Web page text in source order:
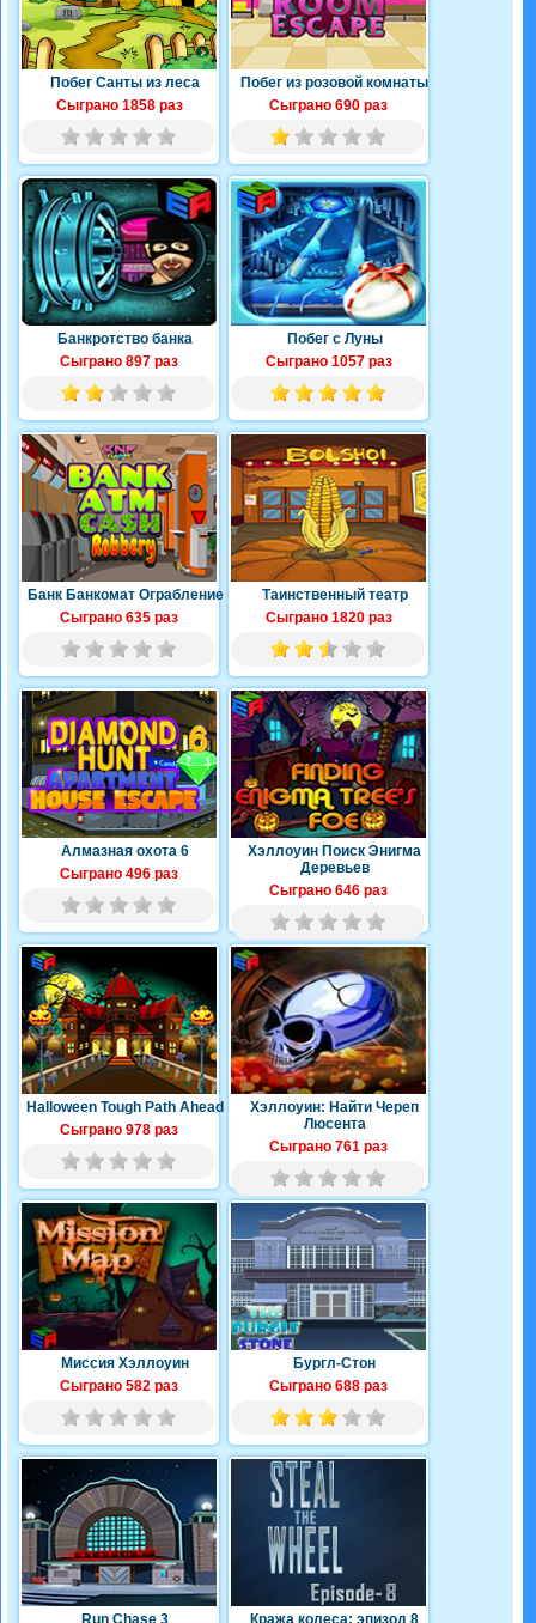
Побег Санты из леса
Сыграно 1858 раз
Побег из розовой комнаты
Сыграно 690 раз
Банкротство банка
Сыграно 897 раз
Побег с Луны
Сыграно 1057 раз
Банк Банкомат Ограбление
Сыграно 635 раз
Таинственный театр
Сыграно 1820 раз
Алмазная охота 6
Сыграно 496 раз
Хэллоуин Поиск Энигма
Деревьев
Сыграно 646 раз
Halloween Tough Path Ahead
Сыграно 978 раз
Хэллоуин: Найти Череп
Люсента
Сыграно 761 раз
Миссия Хэллоуин
Сыграно 582 раз
Бургл-Стон
Сыграно 688 раз
Run Chase 3 Кража колеса: эпизод 8